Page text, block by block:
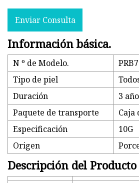
Enviar Consulta
Información básica.
N º de Modelo.
Tipo de piel
Duración
3
Paquete de transporte
Caja
Especificación
10G
Origen
Descripción del Producto